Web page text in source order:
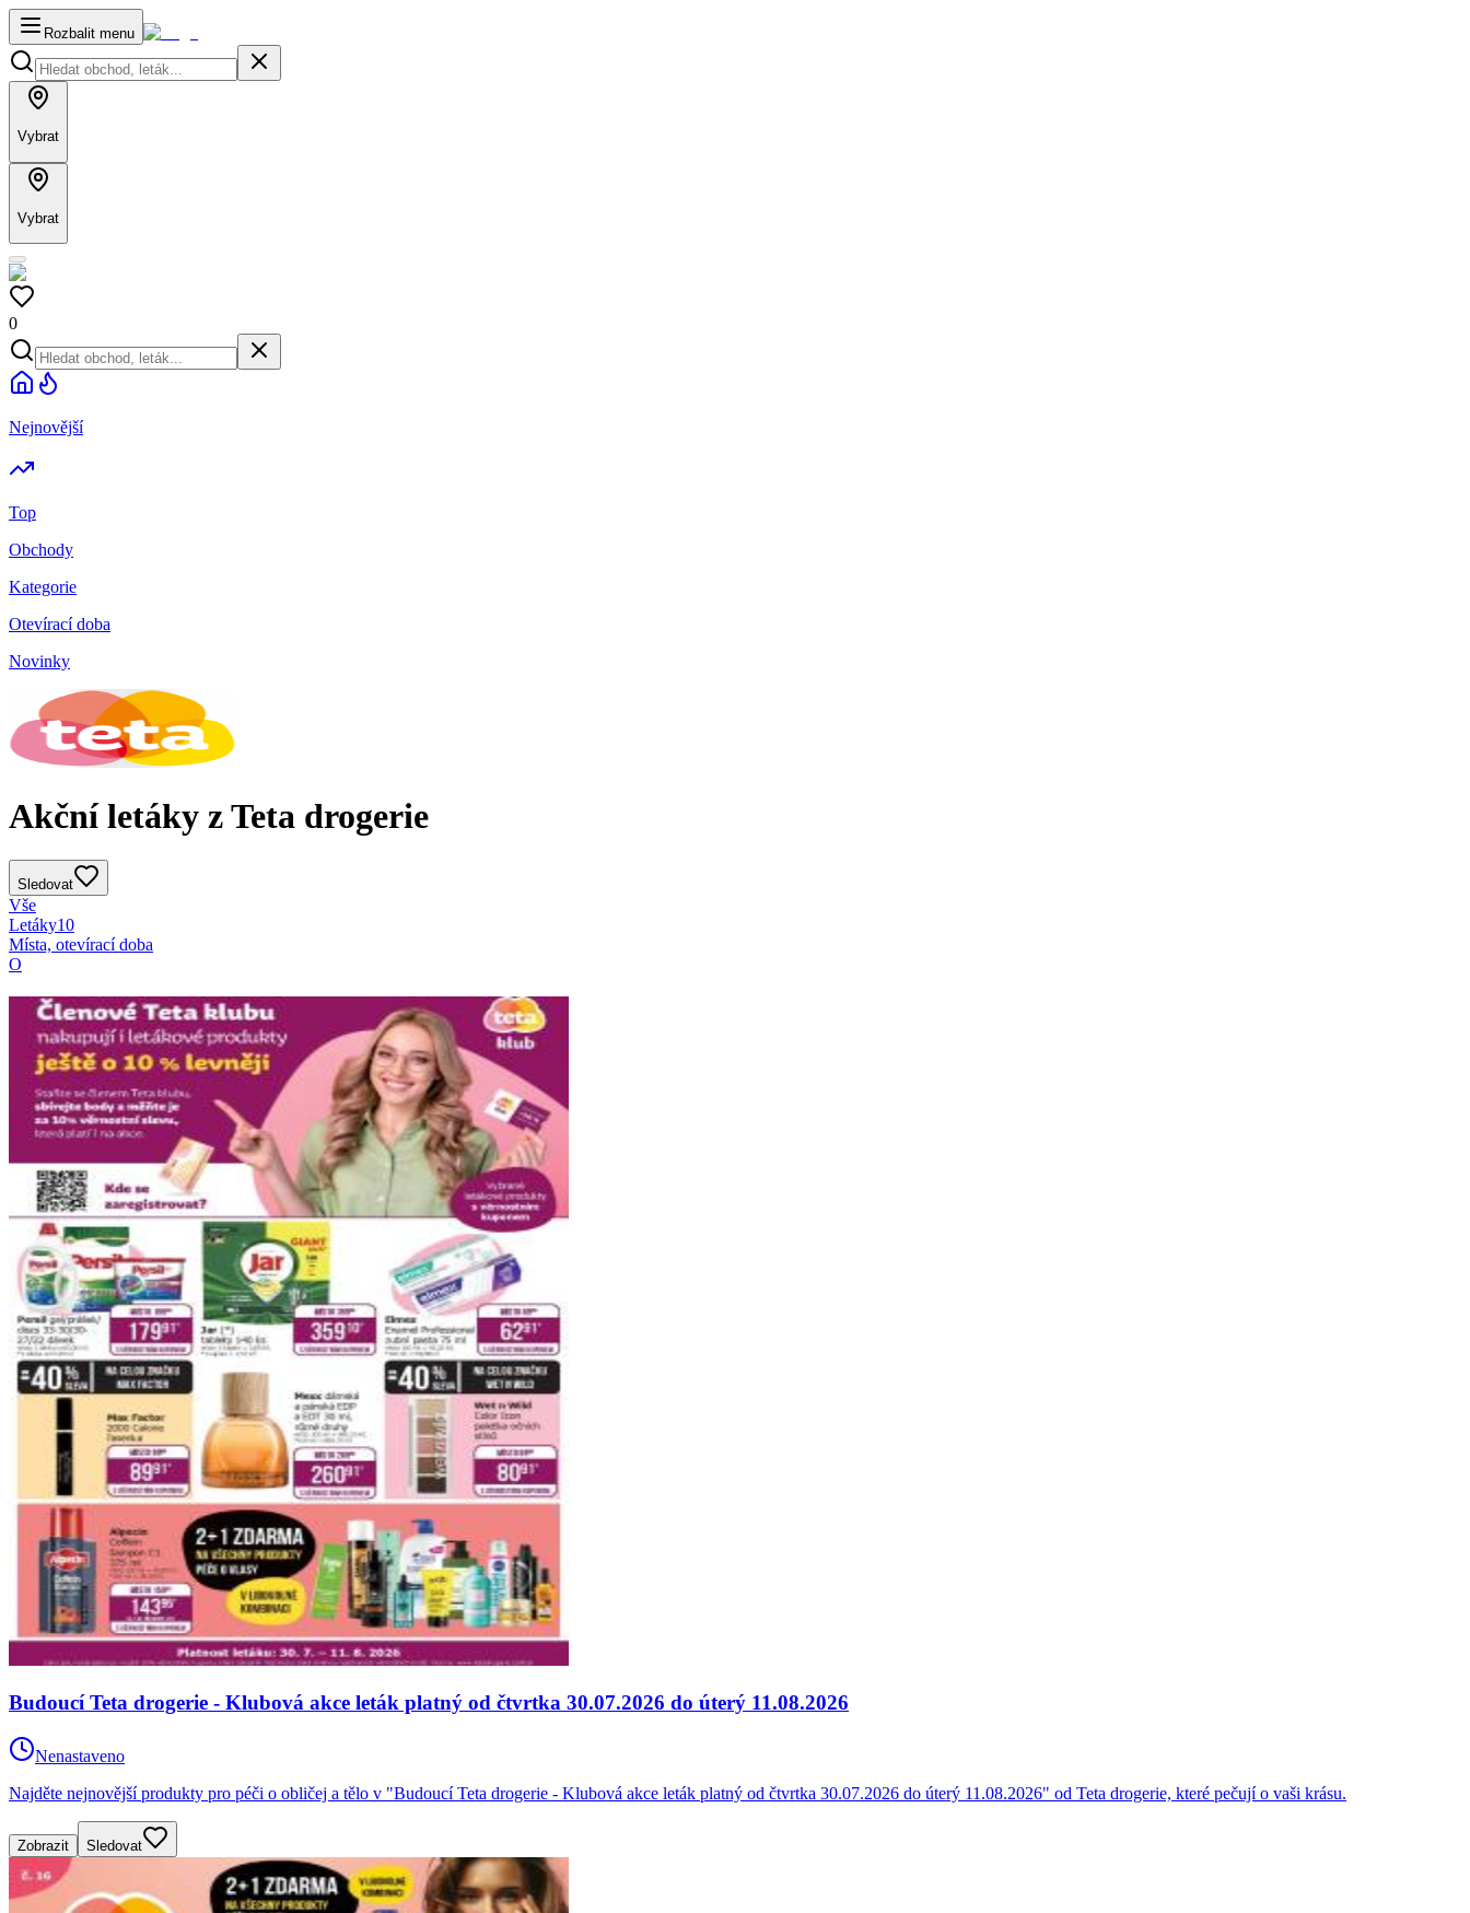
Rozbalit menu
Vybrat
Vybrat
0
Nejnovější
Top
Obchody
Kategorie
Otevírací doba
Novinky
Akční letáky z Teta drogerie
Sledovat
Vše
Letáky10
Místa, otevírací doba
O
Budoucí Teta drogerie - Klubová akce leták platný od čtvrtka 30.07.2026 do úterý 11.08.2026
Nenastaveno
Najděte nejnovější produkty pro péči o obličej a tělo v "Budoucí Teta drogerie - Klubová akce leták platný od čtvrtka 30.07.2026 do úterý 11.08.2026" od Teta drogerie, které pečují o vaši krásu.
Zobrazit Sledovat